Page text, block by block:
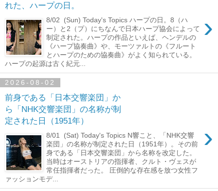
れた、ハープの日。
›
8/02 (Sun) Today's Topics ハープの日。8（ハ
ー）と2（プ）にちなんで日本ハープ協会によって
制定された。ハープの作品といえば、ヘンデルの
《ハープ協奏曲》や、モーツァルトの《フルート
とハープのための協奏曲》がよく知られている。
ハープの起源は古く紀元...
2026-08-02
前身である「日本交響楽団」か
ら「NHK交響楽団」の名称が制
定された日（1951年）
›
8/01 (Sat) Today's Topics N響こと、「NHK交響
楽団」の名称が制定された日（1951年）。その前
身である「日本交響楽団」から名称を改定した。
当時はオーストリアの指揮者、クルト・ヴェスが
常任指揮者だった。 圧倒的な存在感を放つ女性フ
ァッションモデ...